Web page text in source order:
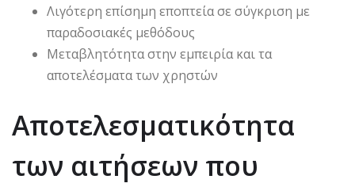
Λιγότερη επίσημη εποπτεία σε σύγκριση με
παραδοσιακές μεθόδους
Μεταβλητότητα στην εμπειρία και τα
αποτελέσματα των χρηστών
Αποτελεσματικότητα
των αιτήσεων που